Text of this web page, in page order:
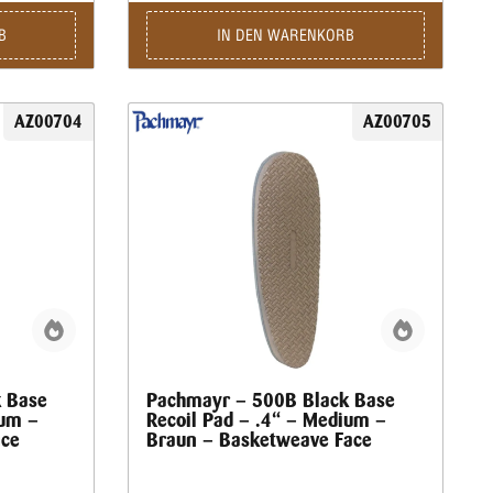
aus
für
Für
diese
Auto
Kein
• Farbe:
•
IN DEN WARENKORB
AZ00704
–
AZ00705
Pachmayr – 500B Black Base
Recoil Pad – .4“ – Medium –
Braun – Basketweave Face